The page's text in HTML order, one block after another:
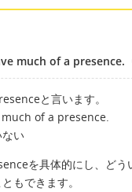
much of a presence.
と言います。
of a presence.
い
を具体的にし、どう
もできます。